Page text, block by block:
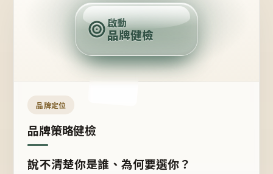
定
位
點
啟動
品牌健檢
品牌定位
品牌策略健檢
說不清楚你是誰、為何要選你？